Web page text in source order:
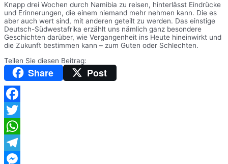
Knapp drei Wochen durch Namibia zu reisen, hinterlässt Eindrücke
und Erinnerungen, die einem niemand mehr nehmen kann. Die es
aber auch wert sind, mit anderen geteilt zu werden. Das einstige
Deutsch-Südwestafrika erzählt uns nämlich ganz besondere
Geschichten darüber, wie Vergangenheit ins Heute hineinwirkt und
die Zukunft bestimmen kann – zum Guten oder Schlechten.
Teilen Sie diesen Beitrag:
Share Post
Facebook
Twitter
WhatsApp
Telegram